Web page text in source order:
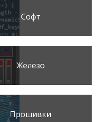
Софт
Железо
Прошивки